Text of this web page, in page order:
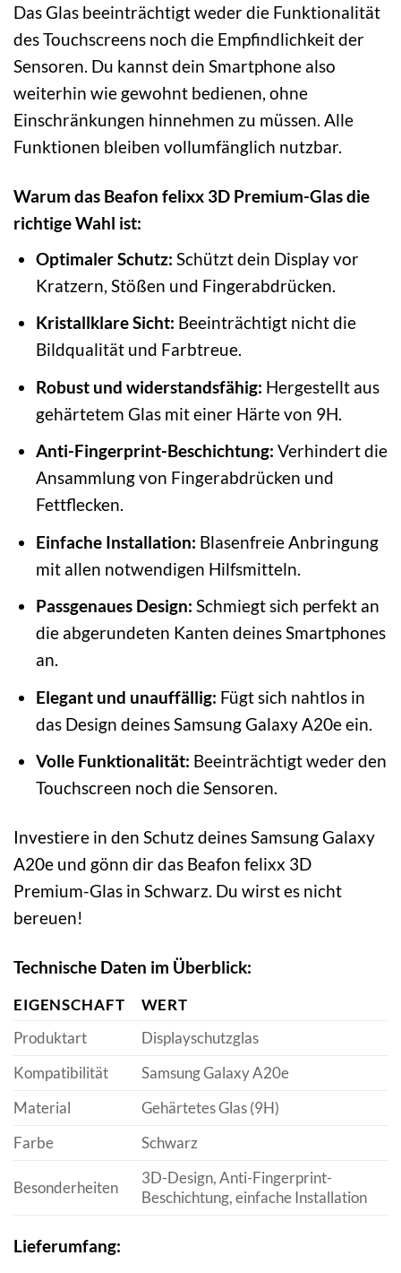
Das Glas beeinträchtigt weder die Funktionalität
des Touchscreens noch die Empfindlichkeit der
Sensoren. Du kannst dein Smartphone also
weiterhin wie gewohnt bedienen, ohne
Einschränkungen hinnehmen zu müssen. Alle
Funktionen bleiben vollumfänglich nutzbar.
Warum das Beafon felixx 3D Premium-Glas die
richtige Wahl ist:
Optimaler Schutz: Schützt dein Display vor
Kratzern, Stößen und Fingerabdrücken.
Kristallklare Sicht: Beeinträchtigt nicht die
Bildqualität und Farbtreue.
Robust und widerstandsfähig: Hergestellt aus
gehärtetem Glas mit einer Härte von 9H.
Anti-Fingerprint-Beschichtung: Verhindert die
Ansammlung von Fingerabdrücken und
Fettflecken.
Einfache Installation: Blasenfreie Anbringung
mit allen notwendigen Hilfsmitteln.
Passgenaues Design: Schmiegt sich perfekt an
die abgerundeten Kanten deines Smartphones
an.
Elegant und unauffällig: Fügt sich nahtlos in
das Design deines Samsung Galaxy A20e ein.
Volle Funktionalität: Beeinträchtigt weder den
Touchscreen noch die Sensoren.
Investiere in den Schutz deines Samsung Galaxy
A20e und gönn dir das Beafon felixx 3D
Premium-Glas in Schwarz. Du wirst es nicht
bereuen!
Technische Daten im Überblick:
EIGENSCHAFT
WERT
Produktart
Displayschutzglas
Kompatibilität
Samsung Galaxy A20e
Material
Gehärtetes Glas (9H)
Farbe
Schwarz
Besonderheiten
3D-Design, Anti-Fingerprint-
Beschichtung, einfache Installation
Lieferumfang: